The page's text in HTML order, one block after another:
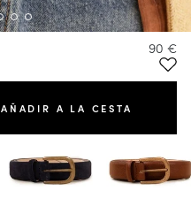
90 €
AÑADIR A LA CESTA